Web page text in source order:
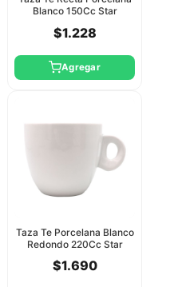
Blanco 150Cc Star
$1.228
Agregar
Taza Te Porcelana Blanco
Redondo 220Cc Star
$1.690